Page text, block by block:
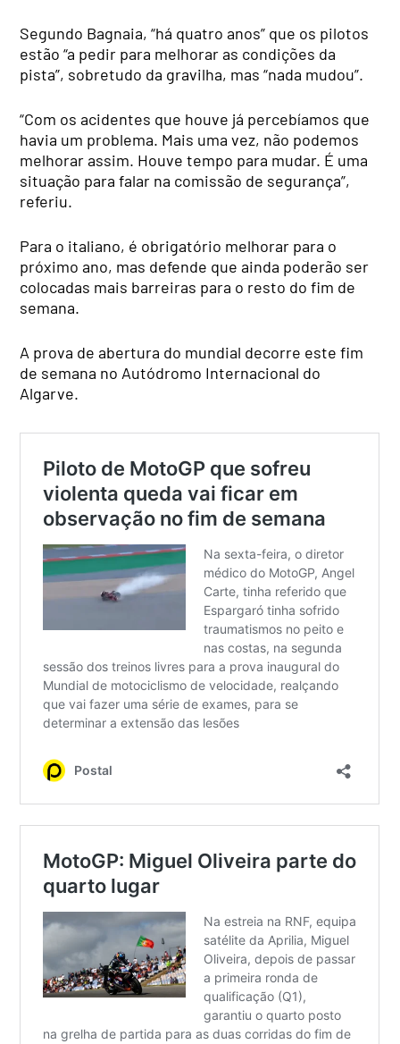
Segundo Bagnaia, “há quatro anos” que os pilotos
estão “a pedir para melhorar as condições da
pista”, sobretudo da gravilha, mas “nada mudou”.
“Com os acidentes que houve já percebíamos que
havia um problema. Mais uma vez, não podemos
melhorar assim. Houve tempo para mudar. É uma
situação para falar na comissão de segurança”,
referiu.
Para o italiano, é obrigatório melhorar para o
próximo ano, mas defende que ainda poderão ser
colocadas mais barreiras para o resto do fim de
semana.
A prova de abertura do mundial decorre este fim
de semana no Autódromo Internacional do
Algarve.